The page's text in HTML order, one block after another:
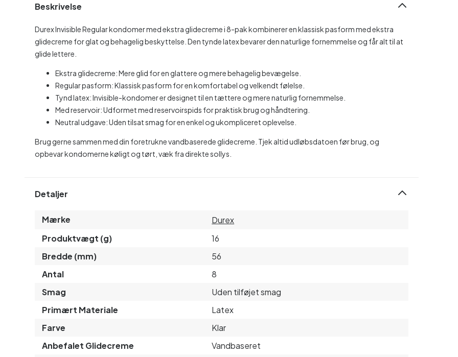
Beskrivelse
Durex Invisible Regular kondomer med ekstra glidecreme i 8-pak kombinerer en klassisk pasform med ekstra
glidecreme for glat og behagelig beskyttelse. Den tynde latex bevarer den naturlige fornemmelse og får alt til at
glide lettere.
Ekstra glidecreme: Mere glid for en glattere og mere behagelig bevægelse.
Regular pasform: Klassisk pasform for en komfortabel og velkendt følelse.
Tynd latex: Invisible-kondomer er designet til en tættere og mere naturlig fornemmelse.
Med reservoir: Udformet med reservoirspids for praktisk brug og håndtering.
Neutral udgave: Uden tilsat smag for en enkel og ukompliceret oplevelse.
Brug gerne sammen med din foretrukne vandbaserede glidecreme. Tjek altid udløbsdatoen før brug, og
opbevar kondomerne køligt og tørt, væk fra direkte sollys.
Detaljer
Mærke
Durex
Produktvægt (g)
16
Bredde (mm)
56
Antal
8
Smag
Uden tilføjet smag
Primært Materiale
Latex
Farve
Klar
Anbefalet Glidecreme
Vandbaseret